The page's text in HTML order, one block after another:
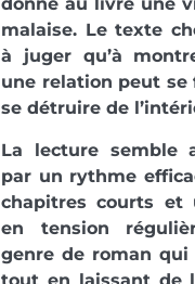
malaise. Le texte
à juger qu’à
une relation peut se
se détruire de
La lecture semble
par un rythme
chapitres courts et
en tension
genre de roman qui